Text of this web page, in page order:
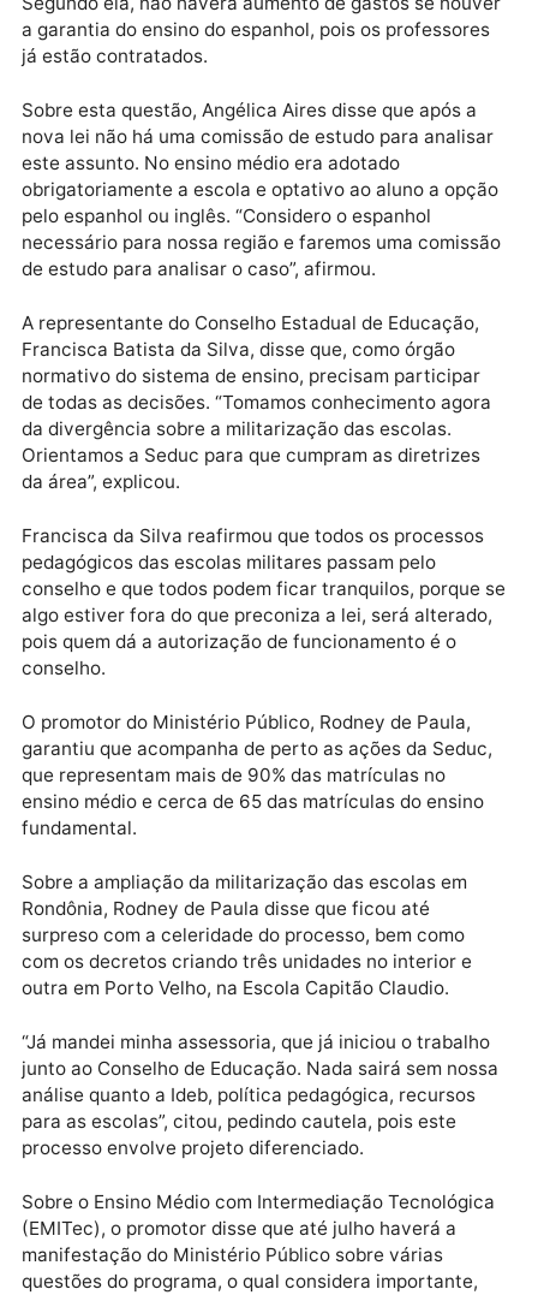
contas, não tem como o Estado liberar o recurso”,
citou.
A professora e presidente da Associação dos
Professores de Espanhol de Rondônia (Apero),
Alemmar Ferreira da Fonseca, destacou os prejuízos
que os alunos do ensino público terão com a retirada
da obrigatoriedade do espanhol, enquanto que os da
escola particular continuarão com o ensino.
rodeados por nove países que falam espanhol e
língua, sendo preferencialmente o espanhol”,
considerou.
Segundo ela, não haverá aumento de gastos se
a garantia do ensino do espanhol, pois os
já estão contratados.
Sobre esta questão, Angélica Aires disse que após a
nova lei não há uma comissão de estudo para
este assunto. No ensino médio era adotado
obrigatoriamente a escola e optativo ao aluno a
pelo espanhol ou inglês. “Considero o espanhol
de estudo para analisar o caso”, afirmou.
A representante do Conselho Estadual de Educação,
Francisca Batista da Silva, disse que, como órgão
normativo do sistema de ensino, precisam participar
da divergência sobre a militarização das escolas.
Orientamos a Seduc para que cumpram as diretrizes
da área”, explicou.
pedagógicos das escolas militares passam pelo
conselho e que todos podem ficar tranquilos, porque
algo estiver fora do que preconiza a lei, será
pois quem dá a autorização de funcionamento é o
conselho.
O promotor do Ministério Público, Rodney de Paula,
garantiu que acompanha de perto as ações da
que representam mais de 90% das matrículas no